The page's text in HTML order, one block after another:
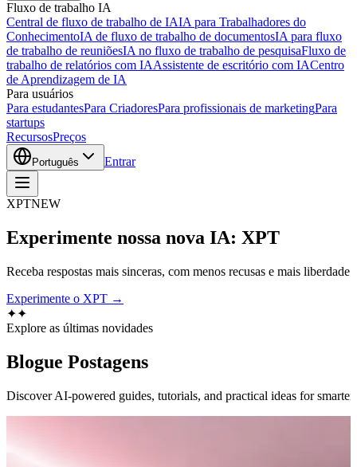
Fluxo de trabalho IA
Central de fluxo de trabalho de IAIA para Trabalhadores do
ConhecimentoIA de fluxo de trabalho de documentosIA para fluxo
de trabalho de reuniõesIA no fluxo de trabalho de pesquisaFluxo de
trabalho de relatórios com IAAssistente de escritório com IACentro
de Aprendizagem de IA
Para usuários
Para estudantesPara CriadoresPara profissionais de marketingPara
startups
RecursosPreços
Português Entrar
XPTNEW
Experimente nossa nova IA: XPT
Receba respostas mais sinceras, com menos recusas e mais
Experimente o XPT →
✦✦
Explore as últimas novidades
Blogue Postagens
Discover AI-powered guides, tutorials, and practical ideas for